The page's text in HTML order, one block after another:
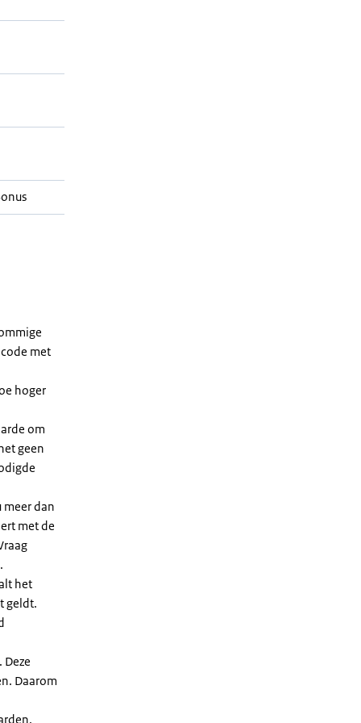
met
hoger
om
geen
meer dan
met de
het
geldt.
Daarom